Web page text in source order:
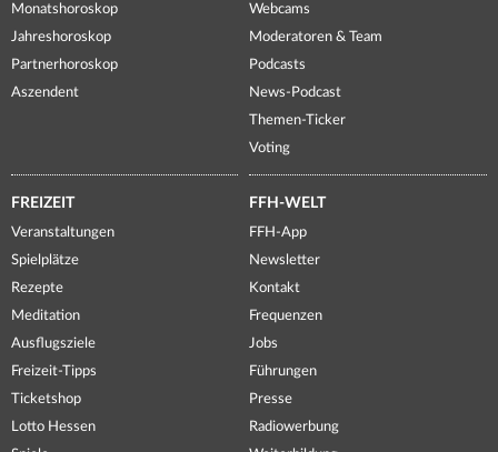
Monatshoroskop
Jahreshoroskop
Partnerhoroskop
Aszendent
Webcams
Moderatoren & Team
Podcasts
News-Podcast
Themen-Ticker
Voting
FREIZEIT
Veranstaltungen
Spielplätze
Rezepte
Meditation
Ausflugsziele
Freizeit-Tipps
Ticketshop
Lotto Hessen
FFH-WELT
FFH-App
Newsletter
Kontakt
Frequenzen
Jobs
Führungen
Presse
Radiowerbung